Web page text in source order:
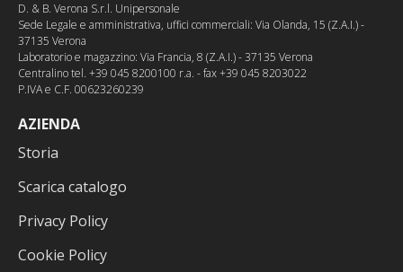
D. & B. Verona S.r.l. Unipersonale
Sede Legale e amministrativa, uffici commerciali: Via Olanda, 15 (Z.A.I.) -
37135 Verona
Laboratorio e magazzino: Via Francia, 8 (Z.A.I.) - 37135 Verona
Centralino tel. +39 045 8200100 r.a. - fax +39 045 8203022
P.IVA e C.F. 00623260239
AZIENDA
Storia
Scarica catalogo
Privacy Policy
Cookie Policy